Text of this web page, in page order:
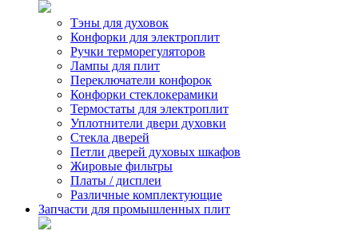
Тэны для духовок
Конфорки для электроплит
Ручки терморегуляторов
Лампы для плит
Переключатели конфорок
Конфорки стеклокерамики
Термостаты для электроплит
Уплотнители двери духовки
Стекла дверей
Петли дверей духовых шкафов
Жировые фильтры
Платы / дисплеи
Различные комплектующие
Запчасти для промышленных плит